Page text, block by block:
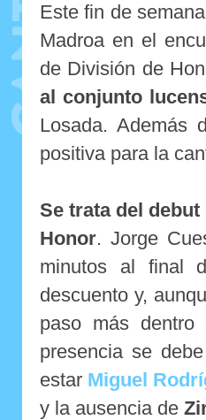
Este fin de
Madroa en el
de División de
al conjunto
Losada. Además
positiva para la
Se trata del
Honor. Jorge
minutos al final
descuento y,
paso más dentro
presencia se
estar Miguel
y la ausencia de